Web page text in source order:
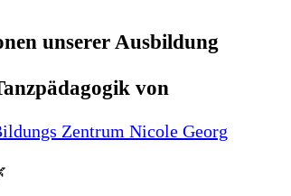
unserer Ausbildung
von
Zentrum Nicole Georg